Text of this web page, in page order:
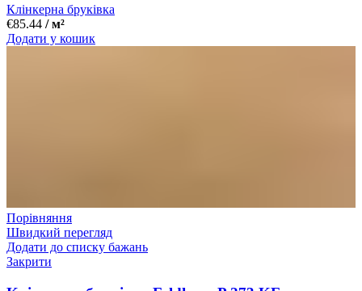
Клінкерна бруківка
€85.44 / м²
Додати у кошик
Порівняння
Швидкий перегляд
Додати до списку бажань
Закрити